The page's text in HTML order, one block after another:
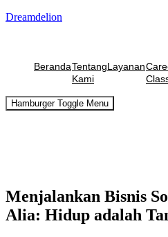
Dreamdelion
Kami
BerandaTentang
Kami
Layanan
Hamburger Toggle Menu
Menjalankan Bisnis
Alia: Hidup adalah